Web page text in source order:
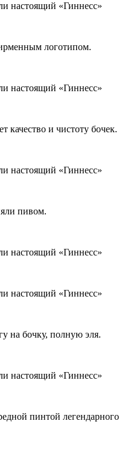
логотипом.
качество и чистоту бочек.
пивом.
на бочку, полную эля.
пинтой легендарного